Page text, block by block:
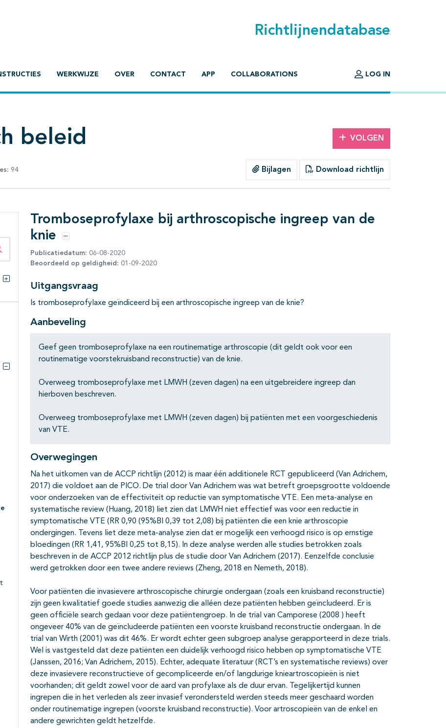
Richtlijnendatabase
WERKWIJZE OVER CONTACT APP COLLABORATIONS LOG IN
beleid VOLGEN
94 Bijlagen Download richtlijn
binnen deze richtlijn
Alles openklappen
Subpagina's open- en dichtklappen
Tromboseprofylaxe bij arthroscopische ingreep van de
knie
Opties
Publicatiedatum: 06-08-2020
Beoordeeld op geldigheid: 01-09-2020
Uitgangsvraag
Is tromboseprofylaxe geïndiceerd bij een arthroscopische ingreep van de knie?
Aanbeveling
Geef geen tromboseprofylaxe na een routinematige arthroscopie (dit geldt ook voor een
routinematige voorstekruisband reconstructie) van de knie.
Overweeg tromboseprofylaxe met LMWH (zeven dagen) na een uitgebreidere ingreep dan
hierboven beschreven.
Overweeg tromboseprofylaxe met LMWH (zeven dagen) bij patiënten met een voorgeschiedenis
van VTE.
Overwegingen
Na het uitkomen van de ACCP richtlijn (2012) is maar één additionele RCT gepubliceerd (Van Adrichem,
2017) die voldoet aan de PICO. De trial door Van Adrichem was wat betreft groepsgrootte voldoende
voor onderzoeken van de effectiviteit op reductie van symptomatische VTE. Een meta-analyse en
systematische review (Huang, 2018) liet zien dat LMWH niet effectief was voor een reductie in
symptomatische VTE (RR 0,90 (95%BI 0,39 tot 2,08) bij patiënten die een knie arthroscopie
ondergingen. Tevens liet deze meta-analyse zien dat er mogelijk een verhoogd risico is op ernstige
bloedingen (RR 1,41, 95%BI 0,25 tot 8,15). In deze analyse werden alle studies betrokken zoals
beschreven in de ACCP 2012 richtlijn plus de studie door Van Adrichem (2017). Eenzelfde conclusie
werd getrokken door een twee andere reviews (Zheng, 2018 en Nemeth, 2018).
Voor patiënten die invasievere arthroscopische chirurgie ondergaan (zoals een kruisband reconstructie)
zijn geen kwalitatief goede studies aanwezig die alléen deze patiënten hebben geïncludeerd. Er is
geen officiële search gedaan voor deze patiëntengroep. In de trial van Camporese (2008 ) heeft
ongeveer 40% van de geïncludeerde patiënten een voorste kruisband reconstructie ondergaan. In de
trial van Wirth (2001) was dit 46%. Er wordt echter geen subgroep analyse gerapporteerd in deze trials.
Wel is vastgesteld dat deze patiënten een duidelijk verhoogd risico hebben op symptomatische VTE
(Janssen, 2016; Van Adrichem, 2015). Echter, adequate literatuur (RCT’s en systematische reviews) over
deze invasievere reconstructieve of gecompliceerde en/of langdurige knieartroscopieën is niet
voorhanden; dit geldt zowel voor de aard van profylaxe als de duur ervan. Tegelijkertijd kunnen
ingrepen die in het verleden als zeer invasief verondersteld werden steeds meer geschaard worden
onder routinematige ingrepen (voorste kruisband reconstructie). Voor artroscopieën van de enkel en
andere gewrichten geldt hetzelfde.